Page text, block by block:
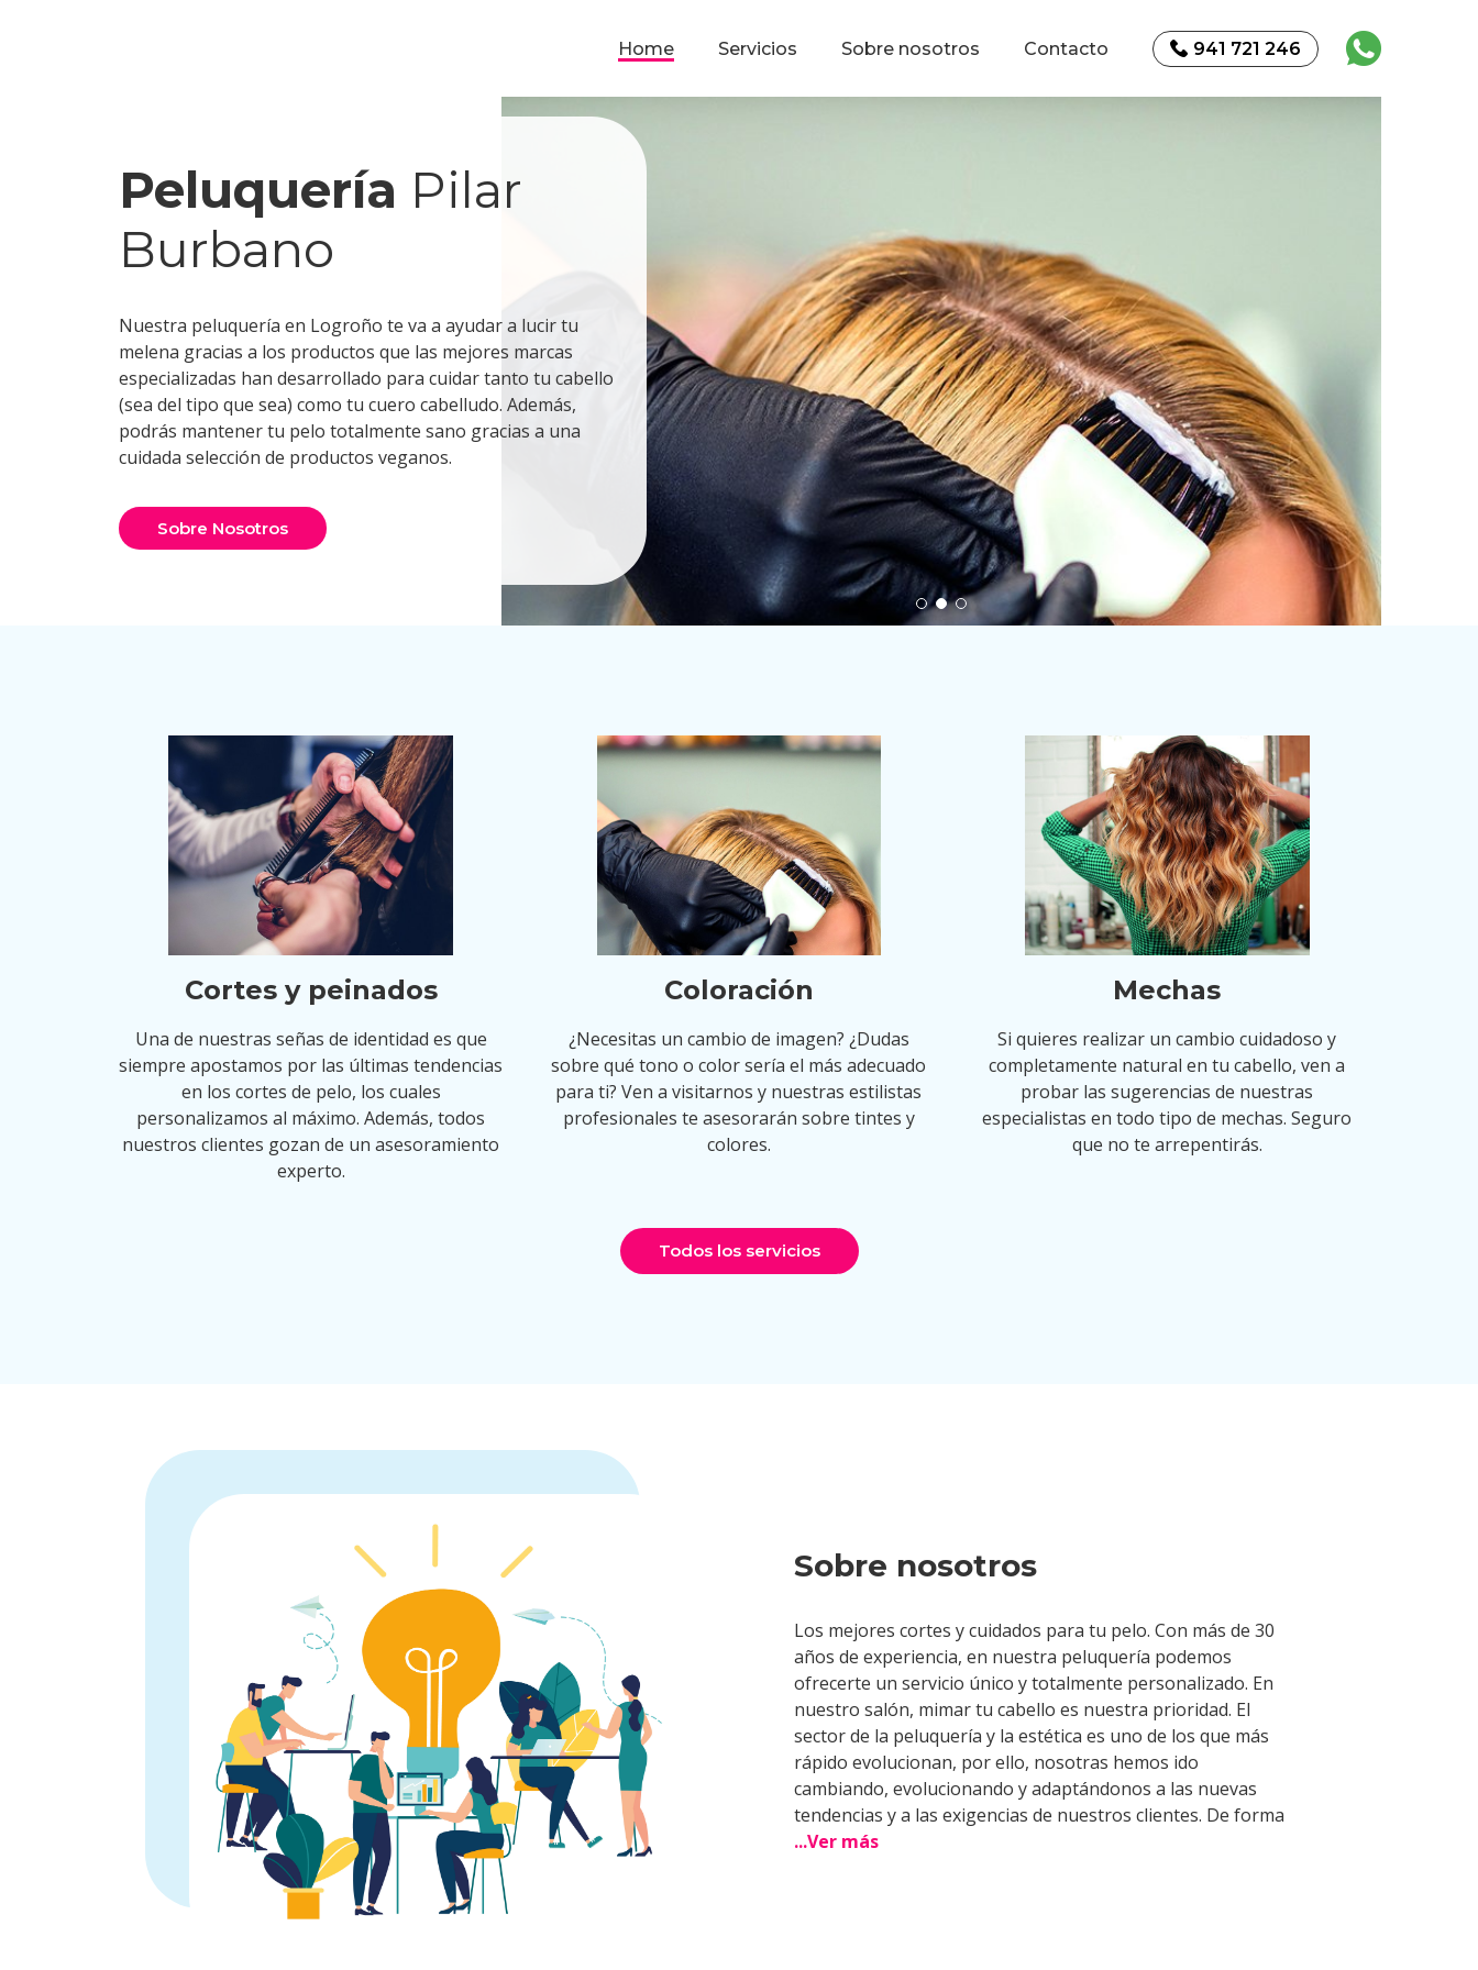
Home Servicios Sobre nosotros Contacto 941 721 246
Peluquería Pilar
Burbano
Nuestra peluquería en Logroño te va a ayudar a lucir tu
melena gracias a los productos que las mejores marcas
especializadas han desarrollado para cuidar tanto tu cabello
(sea del tipo que sea) como tu cuero cabelludo. Además,
podrás mantener tu pelo totalmente sano gracias a una
cuidada selección de productos veganos.
Sobre Nosotros
Cortes y peinados
Una de nuestras señas de identidad es que
siempre apostamos por las últimas tendencias
en los cortes de pelo, los cuales
personalizamos al máximo. Además, todos
nuestros clientes gozan de un asesoramiento
experto.
Coloración
¿Necesitas un cambio de imagen? ¿Dudas
sobre qué tono o color sería el más adecuado
para ti? Ven a visitarnos y nuestras estilistas
profesionales te asesorarán sobre tintes y
colores.
Mechas
Si quieres realizar un cambio cuidadoso y
completamente natural en tu cabello, ven a
probar las sugerencias de nuestras
especialistas en todo tipo de mechas. Seguro
que no te arrepentirás.
Todos los servicios
Sobre nosotros
Los mejores cortes y cuidados para tu pelo. Con más de 30
años de experiencia, en nuestra peluquería podemos
ofrecerte un servicio único y totalmente personalizado. En
nuestro salón, mimar tu cabello es nuestra prioridad. El
sector de la peluquería y la estética es uno de los que más
rápido evolucionan, por ello, nosotras hemos ido
cambiando, evolucionando y adaptándonos a las nuevas
tendencias y a las exigencias de nuestros clientes. De forma
...Ver más